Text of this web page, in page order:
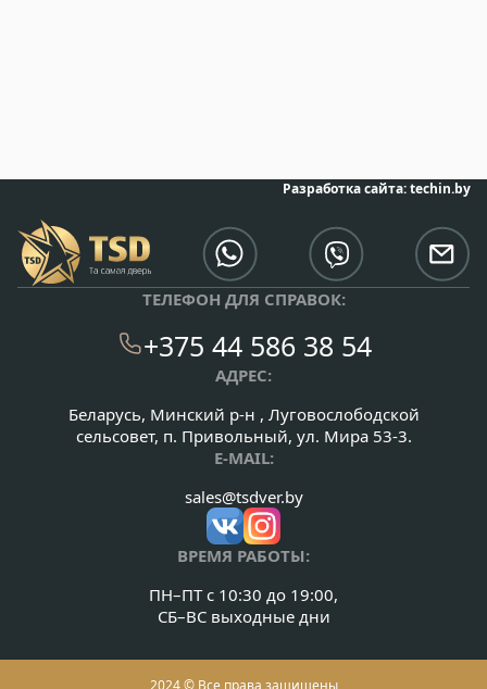
Разработка сайта:techin.by
ТЕЛЕФОН ДЛЯ СПРАВОК:
+375 44 586 38 54
АДРЕС:
Беларусь, Минский р-н , Луговослободской
сельсовет, п. Привольный, ул. Мира 53-3.
E-MAIL:
sales@tsdver.by
ВРЕМЯ РАБОТЫ:
ПН–ПТ с 10:30 до 19:00,
СБ–ВС выходные дни
2024 © Все права защищены